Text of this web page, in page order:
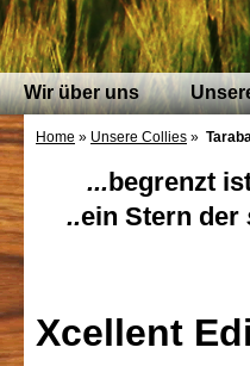
Wir über uns
Home » Unsere Collies »
...begrenzt
..ein Stern der
Xcellent